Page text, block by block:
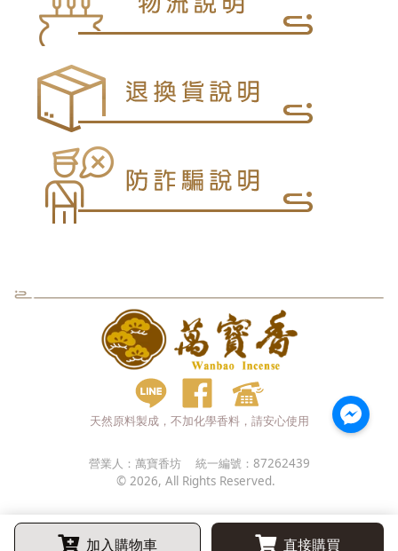
加入購物車 直接購買
天然原料製成，不加化學香料，請安心使用
營業人： 萬寶香坊 統一編號： 87262439
© 2026, All Rights Reserved.